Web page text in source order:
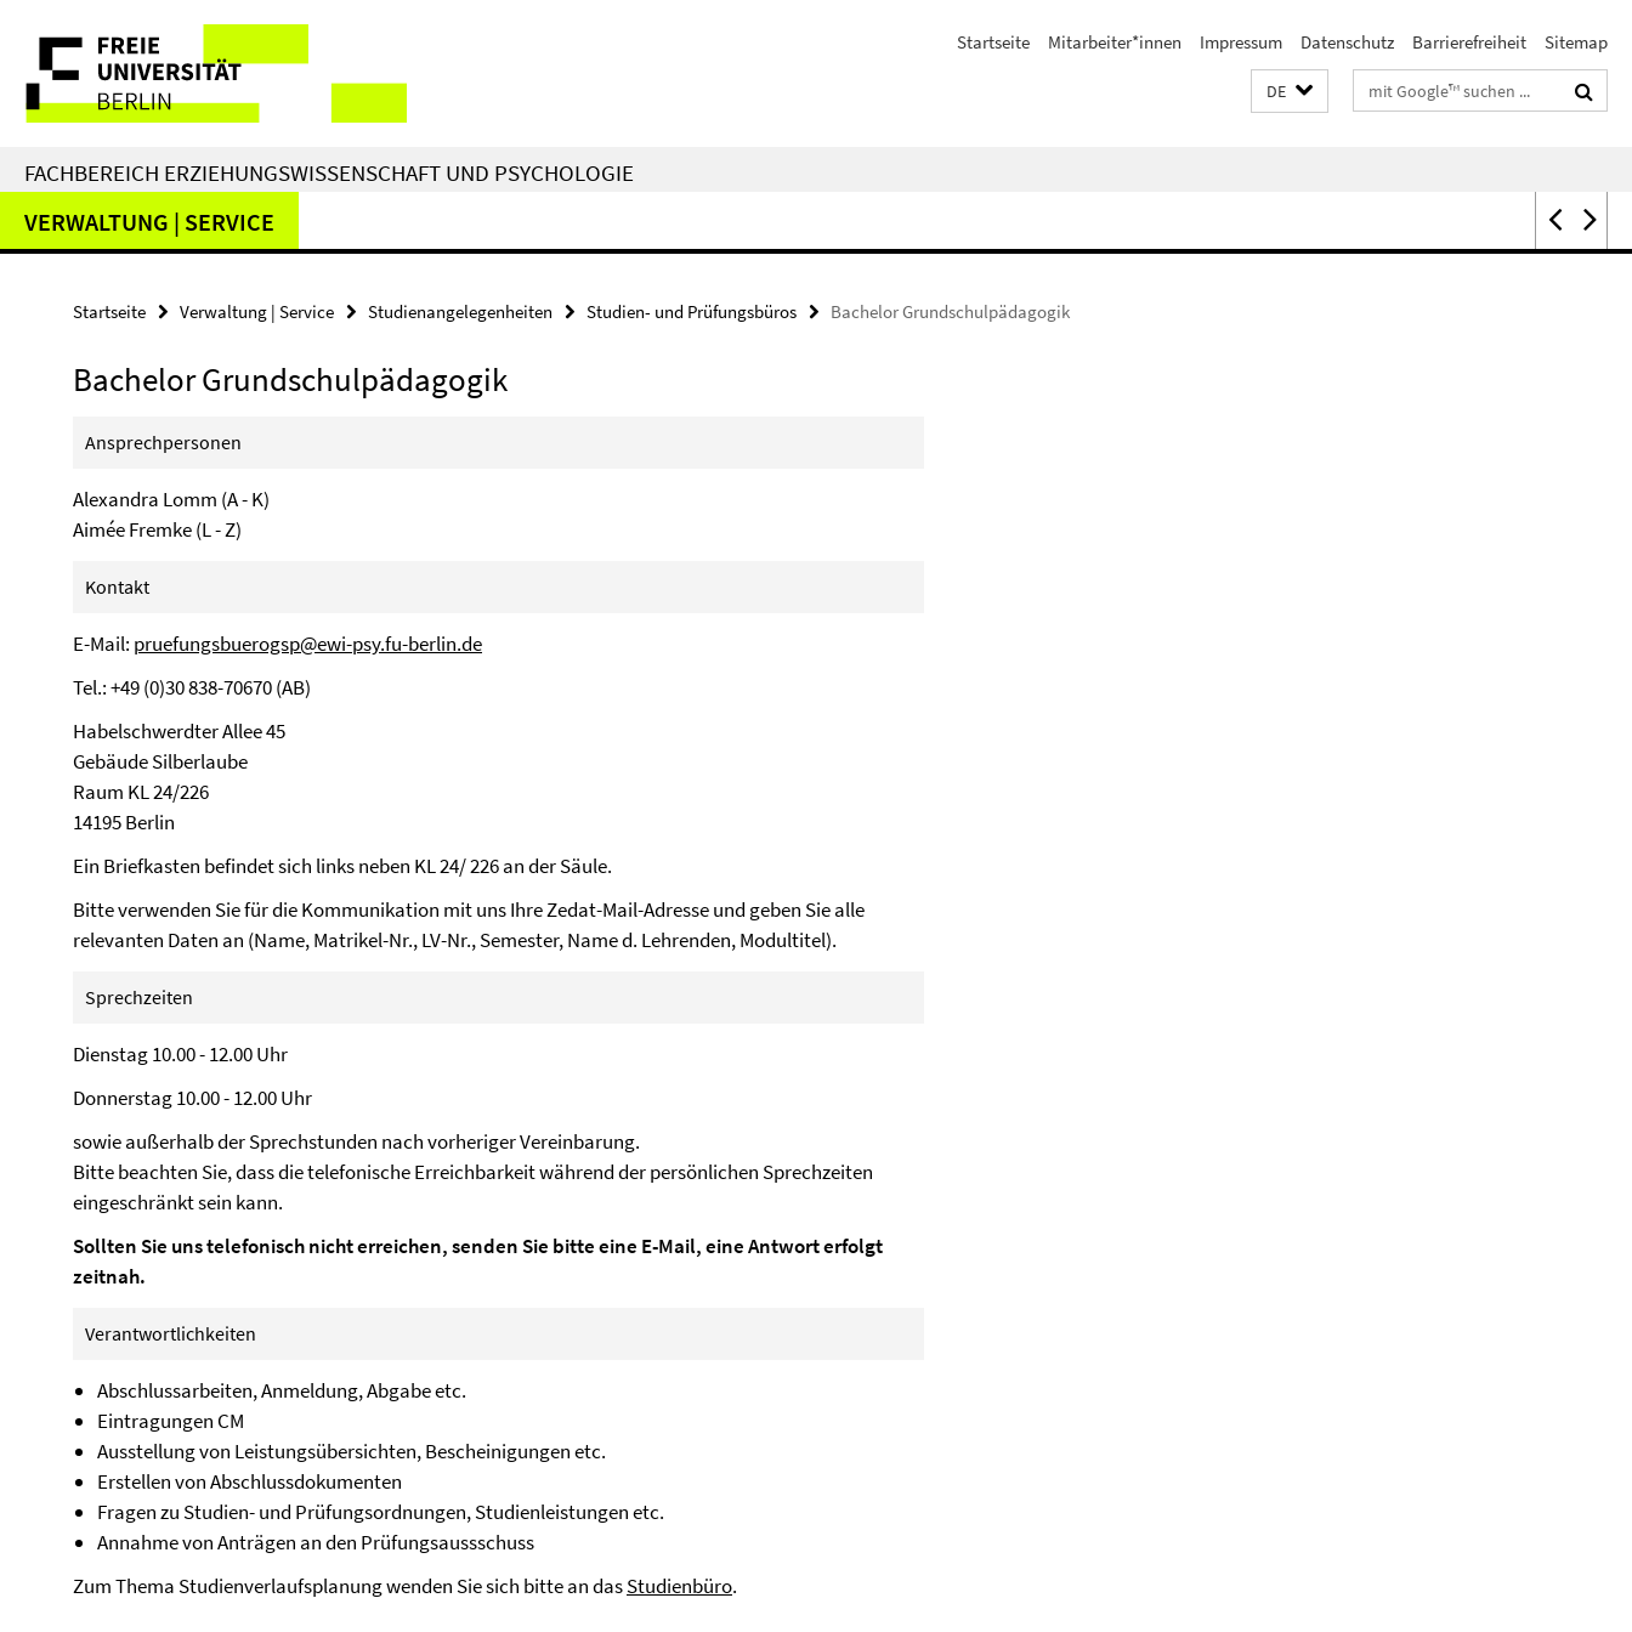
direkt
Inhalt
Service-
Navigation
Startseite Mitarbeiter*innen Impressum Datenschutz Barrierefreiheit Sitemap
DE Suchbegriffe
FACHBEREICH ERZIEHUNGSWISSENSCHAFT UND PSYCHOLOGIE
VERWALTUNG | SERVICE
Startseite Verwaltung | Service Studienangelegenheiten Studien- und Prüfungsbüros Bachelor Grundschulpädagogik
Bachelor Grundschulpädagogik
Ansprechpersonen
Alexandra Lomm (A - K)
Aimée Fremke (L - Z)
Kontakt
E-Mail: pruefungsbuerogsp@ewi-psy.fu-berlin.de
Tel.: +49 (0)30 838-70670 (AB)
Habelschwerdter Allee 45
Gebäude Silberlaube
Raum KL 24/226
14195 Berlin
Ein Briefkasten befindet sich links neben KL 24/ 226 an der Säule.
Bitte verwenden Sie für die Kommunikation mit uns Ihre Zedat-Mail-Adresse und geben Sie alle
relevanten Daten an (Name, Matrikel-Nr., LV-Nr., Semester, Name d. Lehrenden, Modultitel).
Sprechzeiten
Dienstag 10.00 - 12.00 Uhr
Donnerstag 10.00 - 12.00 Uhr
sowie außerhalb der Sprechstunden nach vorheriger Vereinbarung.
Bitte beachten Sie, dass die telefonische Erreichbarkeit während der persönlichen Sprechzeiten
eingeschränkt sein kann.
Sollten Sie uns telefonisch nicht erreichen, senden Sie bitte eine E-Mail, eine Antwort erfolgt
zeitnah.
Verantwortlichkeiten
Abschlussarbeiten, Anmeldung, Abgabe etc.
Eintragungen CM
Ausstellung von Leistungsübersichten, Bescheinigungen etc.
Erstellen von Abschlussdokumenten
Fragen zu Studien- und Prüfungsordnungen, Studienleistungen etc.
Annahme von Anträgen an den Prüfungsaussschuss
Zum Thema Studienverlaufsplanung wenden Sie sich bitte an dasStudienbüro.